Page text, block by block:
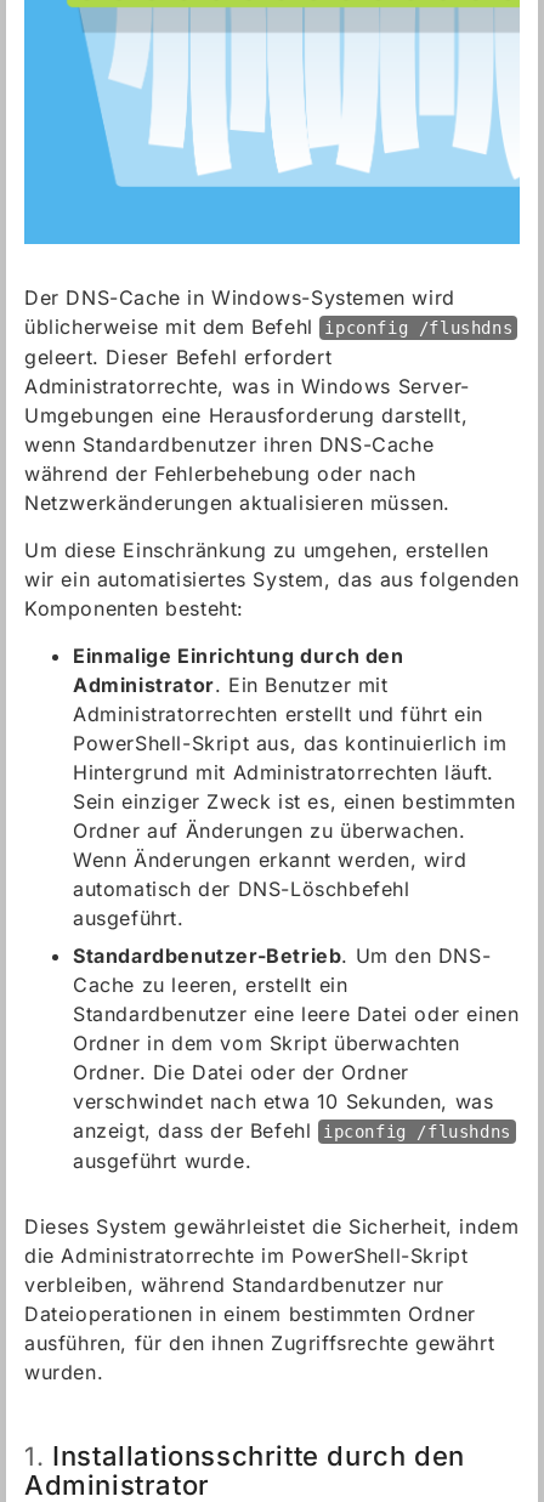
Der DNS-Cache in Windows-Systemen wird
üblicherweise mit dem Befehl ipconfig /flushdns
geleert. Dieser Befehl erfordert
Administratorrechte, was in Windows Server-
Umgebungen eine Herausforderung darstellt,
wenn Standardbenutzer ihren DNS-Cache
während der Fehlerbehebung oder nach
Netzwerkänderungen aktualisieren müssen.
Um diese Einschränkung zu umgehen, erstellen
wir ein automatisiertes System, das aus folgenden
Komponenten besteht:
Einmalige Einrichtung durch den
Administrator. Ein Benutzer mit
Administratorrechten erstellt und führt ein
PowerShell-Skript aus, das kontinuierlich im
Hintergrund mit Administratorrechten läuft.
Sein einziger Zweck ist es, einen bestimmten
Ordner auf Änderungen zu überwachen.
Wenn Änderungen erkannt werden, wird
automatisch der DNS-Löschbefehl
ausgeführt.
Standardbenutzer-Betrieb. Um den DNS-
Cache zu leeren, erstellt ein
Standardbenutzer eine leere Datei oder einen
Ordner in dem vom Skript überwachten
Ordner. Die Datei oder der Ordner
verschwindet nach etwa 10 Sekunden, was
anzeigt, dass der Befehl ipconfig /flushdns
ausgeführt wurde.
Dieses System gewährleistet die Sicherheit, indem
die Administratorrechte im PowerShell-Skript
verbleiben, während Standardbenutzer nur
Dateioperationen in einem bestimmten Ordner
ausführen, für den ihnen Zugriffsrechte gewährt
wurden.
1. Installationsschritte durch den
Administrator